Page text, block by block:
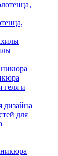
геля и
дизайна
для